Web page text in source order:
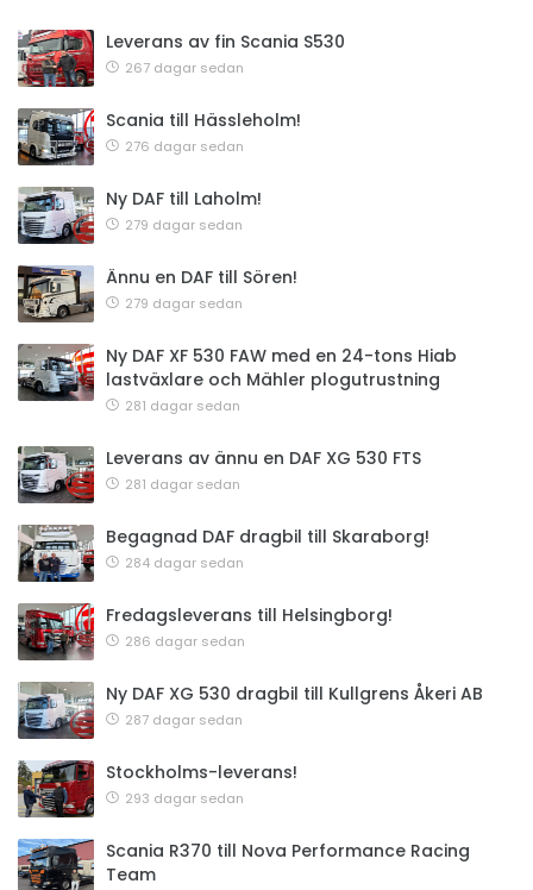
Leverans av fin Scania S530
267 dagar sedan
Scania till Hässleholm!
276 dagar sedan
Ny DAF till Laholm!
279 dagar sedan
Ännu en DAF till Sören!
279 dagar sedan
Ny DAF XF 530 FAW med en 24-tons Hiab
lastväxlare och Mähler plogutrustning
281 dagar sedan
Leverans av ännu en DAF XG 530 FTS
281 dagar sedan
Begagnad DAF dragbil till Skaraborg!
284 dagar sedan
Fredagsleverans till Helsingborg!
286 dagar sedan
Ny DAF XG 530 dragbil till Kullgrens Åkeri AB
287 dagar sedan
Stockholms-leverans!
293 dagar sedan
Scania R370 till Nova Performance Racing
Team